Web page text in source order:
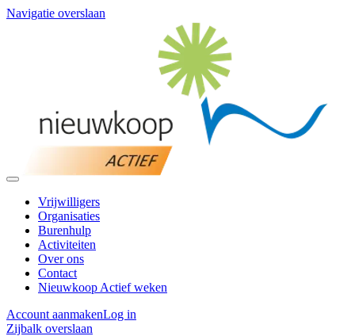
Navigatie overslaan
Vrijwilligers
Organisaties
Burenhulp
Activiteiten
Over ons
Contact
Nieuwkoop Actief weken
Account aanmakenLog in
Zijbalk overslaan